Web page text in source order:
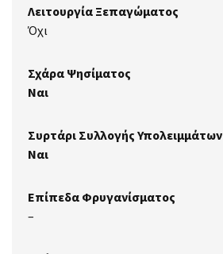
Λειτουργία Ξεπαγώματος
Όχι
Σχάρα Ψησίματος
Ναι
Συρτάρι Συλλογής Υπολειμμάτων
Ναι
Επίπεδα Φρυγανίσματος
–